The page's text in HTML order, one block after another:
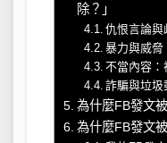
除？」
仇恨言論與
暴力與威脅
不當內容：
詐騙與垃圾
為什麼FB發文
為什麼FB發文